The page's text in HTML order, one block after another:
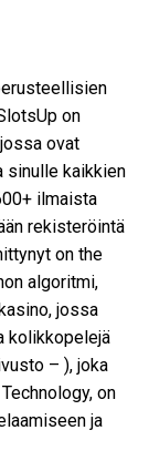
on
ovat
sinulle kaikkien
ilmaista
rekisteröintä
on the
algoritmi,
jossa
kolikkopelejä
– ), joka
on
ja